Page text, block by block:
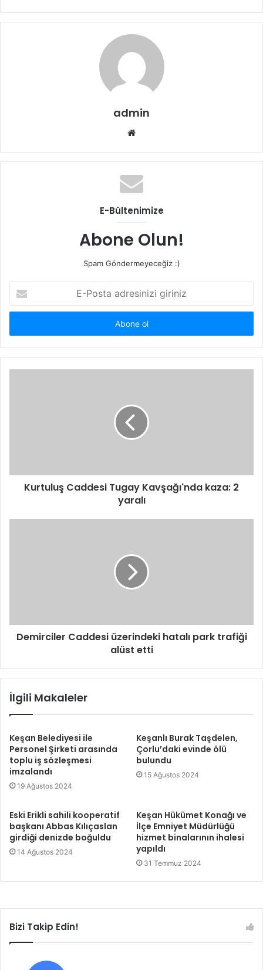
admin
Web
E-Bültenimize
Abone Olun!
Spam Göndermeyeceğiz :)
Posta
adresinizi
Kurtuluş Caddesi Tugay Kavşağı'nda kaza: 2
yaralı
Demirciler Caddesi üzerindeki hatalı park trafiği
alüst etti
İlgili Makaleler
Keşan Belediyesi ile
Personel Şirketi arasında
toplu iş sözleşmesi
imzalandı
19 Ağustos 2024
Keşanlı Burak Taşdelen,
Çorlu’daki evinde ölü
bulundu
15 Ağustos 2024
Eski Erikli sahili kooperatif
başkanı Abbas Kılıçaslan
girdiği denizde boğuldu
14 Ağustos 2024
Keşan Hükümet Konağı ve
İlçe Emniyet Müdürlüğü
hizmet binalarının ihalesi
yapıldı
31 Temmuz 2024
Bizi Takip Edin!